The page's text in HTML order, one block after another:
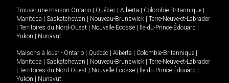
Trouver une maison Ontario Québec Alberta Colombie-Britannique
Manitoba
Saskatchewan Nouveau-Brunswick
Terre-Neuve-et-Labrador
Territoires du Nord-Ouest Nouvelle-Écosse Île-du-Prince-Édouard
Yukon
Nunavut.
Maisons à louer - Ontario Québec Alberta Colombie-Britannique
Manitoba
Saskatchewan Nouveau-Brunswick
Terre-Neuve-et-Labrador
Territoires du Nord-Ouest Nouvelle-Écosse Île-du-Prince-Édouard
Yukon
Nunavut.